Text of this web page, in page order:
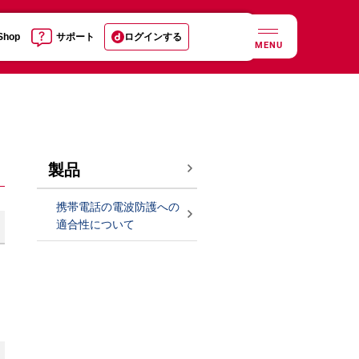
サポート ログインする
MENU
製品
携帯電話の電波防護への
適合性について